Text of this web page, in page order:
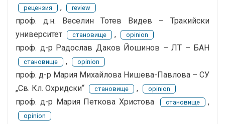
рецензия , review
проф. д.н. Веселин Тотев Видев – Тракийски
университет
становище , opinion
проф. д-р Радослав Даков Йошинов – ЛТ – БАН
становище , opinion
проф. д-р Мария Михайлова Нишева-Павлова – СУ
„Св. Кл. Охридски“
становище , opinion
проф. д-р Мария Петкова Христова становище ,
opinion